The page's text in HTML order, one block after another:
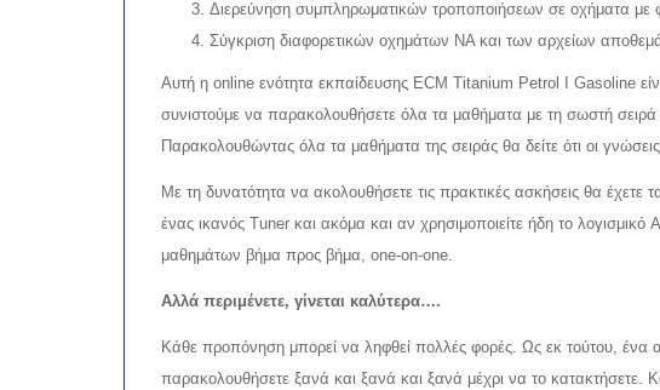
Διερεύνηση συμπληρωματικών τροποποιήσεων σε οχήματα με
Σύγκριση διαφορετικών οχημάτων NA και των αρχείων
Αυτή η online ενότητα εκπαίδευσης ECM Titanium Petrol I Gasoline
συνιστούμε να παρακολουθήσετε όλα τα μαθήματα με τη σωστή
Παρακολουθώντας όλα τα μαθήματα της σειράς θα δείτε ότι οι
Με τη δυνατότητα να ακολουθήσετε τις πρακτικές ασκήσεις θα
ένας ικανός Tuner και ακόμα και αν χρησιμοποιείτε ήδη το
μαθημάτων βήμα προς βήμα, one-on-one.
Αλλά περιμένετε, γίνεται καλύτερα….
Κάθε προπόνηση μπορεί να ληφθεί πολλές φορές. Ως εκ τούτου, ένα
παρακολουθήσετε ξανά και ξανά και ξανά μέχρι να το κατακτήσετε.